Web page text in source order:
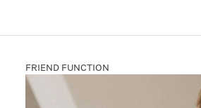
FRIEND FUNCTION